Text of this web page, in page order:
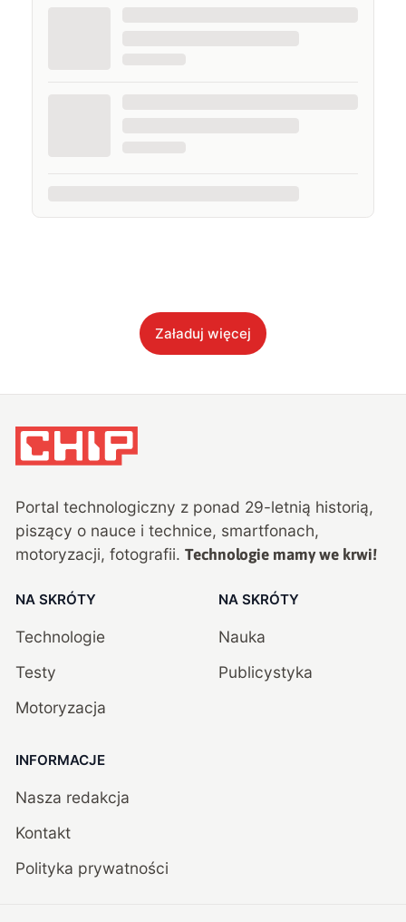
Załaduj więcej
Portal technologiczny z ponad 29-letnią historią,
piszący o nauce i technice, smartfonach,
motoryzacji, fotografii. Technologie mamy we krwi!
NA SKRÓTY
Technologie
Testy
Motoryzacja
NA SKRÓTY
Nauka
Publicystyka
INFORMACJE
Nasza redakcja
Kontakt
Polityka prywatności